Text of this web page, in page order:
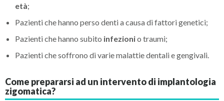
età;
Pazienti che hanno perso denti a causa di fattori genetici;
Pazienti che hanno subito infezionio traumi;
Pazienti che soffrono di varie malattie dentali e gengivali.
Come prepararsi ad un intervento di implantologia
zigomatica?